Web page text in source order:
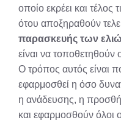
οποίο εκρέει και τέλος
ότου αποξηραθούν
παρασκευής των
είναι να τοποθετηθούν
Ο τρόπος αυτός είναι
εφαρμοσθεί η όσο
η ανάδευσης, η
και εφαρμοσθούν όλοι